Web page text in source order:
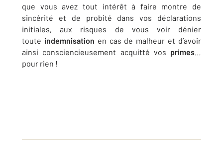
que vous avez tout intérêt à faire montre de
sincérité et de probité dans vos déclarations
initiales, aux risques de vous voir dénier
toute indemnisation en cas de malheur et d’avoir
ainsi consciencieusement acquitté vos primes…
pour rien !